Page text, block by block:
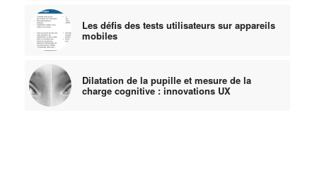
Les défis des tests utilisateurs sur appareils
mobiles
Dilatation de la pupille et mesure de la
charge cognitive : innovations UX